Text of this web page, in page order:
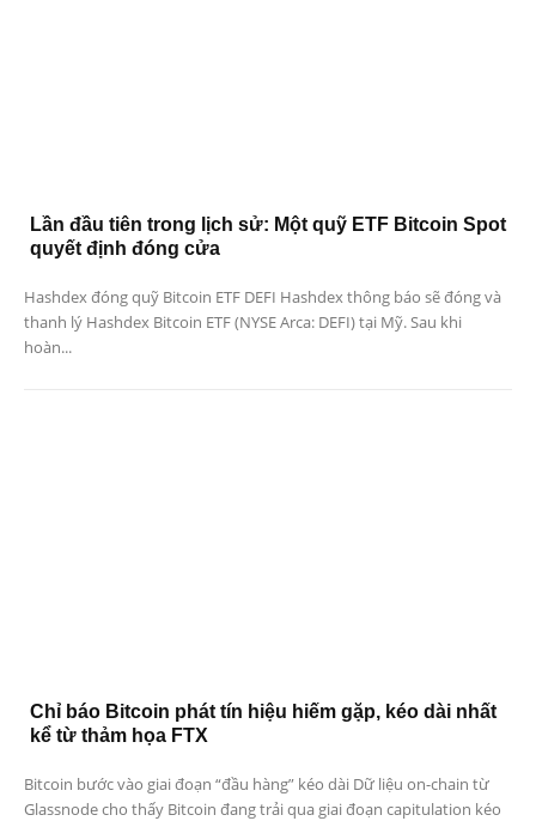
Lần đầu tiên trong lịch sử: Một quỹ ETF Bitcoin Spot
quyết định đóng cửa
Hashdex đóng quỹ Bitcoin ETF DEFI Hashdex thông báo sẽ đóng và
thanh lý Hashdex Bitcoin ETF (NYSE Arca: DEFI) tại Mỹ. Sau khi
hoàn...
Chỉ báo Bitcoin phát tín hiệu hiếm gặp, kéo dài nhất
kể từ thảm họa FTX
Bitcoin bước vào giai đoạn “đầu hàng” kéo dài Dữ liệu on-chain từ
Glassnode cho thấy Bitcoin đang trải qua giai đoạn capitulation kéo